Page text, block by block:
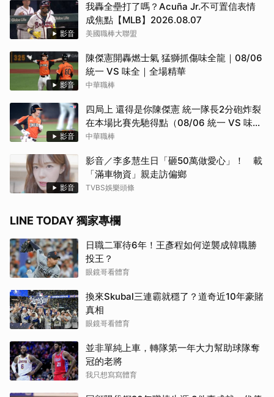
影音
我轟全壘打了嗎？Acuña Jr.不可置信表情
成焦點【MLB】2026.08.07
美國職棒大聯盟
影音
陳傑憲開轟燃士氣 猛獅抓傷味全龍｜08/06
統一 VS 味全｜全場精華
中華職棒
影音
四局上 還得是你陳傑憲 統一隊長2分砲炸裂
在本場比賽先馳得點（08/06 統一 VS 味
全）
中華職棒
影音
影音／李多慧生日「砸50萬做愛心」！ 載
「滿車物資」親走訪偏鄉
TVBS娛樂頭條
LINE TODAY 獨家專欄
日職二軍待6年！王彥程如何逆襲成韓職勝
投王？
眼鏡哥看體育
換來Skubal三連霸就穩了？道奇近10年豪賭
真相
眼鏡哥看體育
並非單純上車，轉隊第一年大力幫助球隊奪
冠的老將
我只想寫寫體育